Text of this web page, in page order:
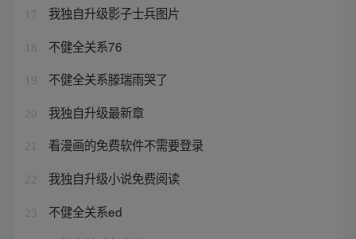
17 我独自升级影子士兵图片
18 不健全关系76
19 不健全关系滕瑞雨哭了
20 我独自升级最新章
21 看漫画的免费软件不需要登录
22 我独自升级小说免费阅读
23 不健全关系ed